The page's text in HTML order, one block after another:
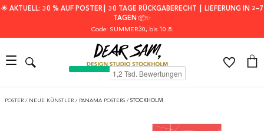
🌟 AKTUELL: 30 % AUF POSTER┃ 30 TAGE RÜCKGABERECHT ┃ LIEFERUNG IN 2–7
TAGEN 📦✨
Code: SUMMER30, bis 10.8.
POSTER / NEUE KÜNSTLER / PANAMA POSTERS / STOCKHOLM